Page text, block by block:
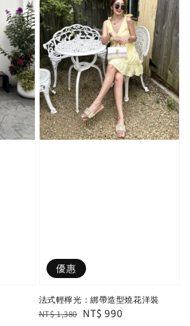
優惠
法式輕檸光：綁帶造型燒花洋裝
Regular
NT$ 1,380 Sale
NT$ 990